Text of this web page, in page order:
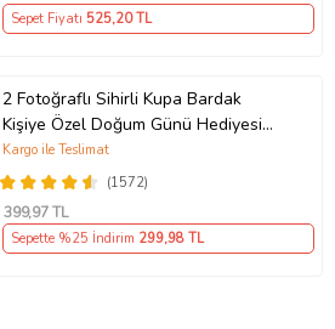
Sepet Fiyatı 525,20 TL
2 Fotoğraflı Sihirli Kupa Bardak
Kişiye Özel Doğum Günü Hediyesi
Sevgiliye Hediye Anneye Babaya
Ablaya Abiye Kız Erkek Kardeşe
Arkadaşa Resimli Günü Yıl Dönümü
Hediyesi
(1572)
Kargo ile Teslimat
399,97 TL
Sepette %25 İndirim 299,98 TL